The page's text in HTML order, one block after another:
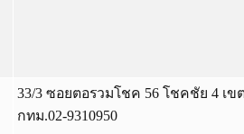
33/3 ซอยตอรวมโชค 56 โชคชัย 4 เข
กทม.02-9310950